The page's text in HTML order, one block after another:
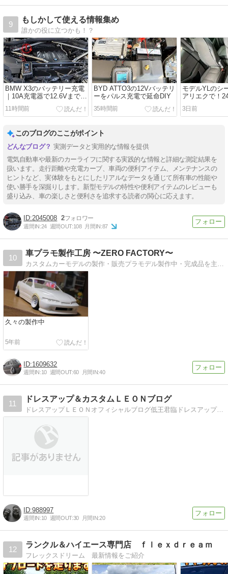
9
もしかして使える情報集め
誰かの役に立つかも！？
BMW X3のバッテリー充電
｜10A充電器で12.6Vまで回
11時間前
BYD ATTO3の12Vバッテリ
ーをパルス充電で延命DIY
35時間前
モデルYLのシ
アリエクで！
か月の実感
3日前
このブログのここがポイント
実測データと実用的な情報を提供
電気自動車や最新のカーライフに関する実践的な情報と詳細な測定結果を
扱います。走行距離や充電カーブ、車両の便利アイテム、メンテナンスの
ヒントなど、実体験をもとにしたリアルなデータを通じて所有車の性能や
使い勝手を深掘りします。新型モデルの特性や便利アイテムのレビューも
盛り込み、車の楽しさと便利さを追求する読者の関心に応えます。
2045008 2
週間IN:24 週間OUT:108 月間IN:87
10
車プラモ製作工房 〜ZERO FACTORY〜
カスタムカーモデルの製作・販売プラモデル製作中・完成品を主にアップしております
久々の製作中
5年前
1609632
週間IN:10 週間OUT:60 月間IN:40
11
ドレスアップ＆カスタムＬＥＯＮブログ
ドレスアップＬＥＯＮオフィシャルブログ低王君臨ドレスアップ＆カスタム（スズキ、ダイハツ、スバル他）商品開発のことなど
988997
週間IN:10 週間OUT:30 月間IN:20
12
ランクル＆ハイエース専門店 ｆｌｅｘｄｒｅａｍ
フレックスドリーム 最新情報をご紹介